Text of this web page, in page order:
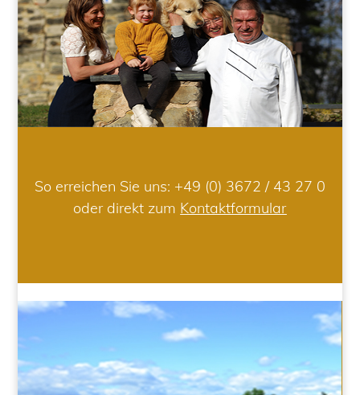
So erreichen Sie uns: +49 (0) 3672 / 43 27 0
oder direkt zum Kontaktformular